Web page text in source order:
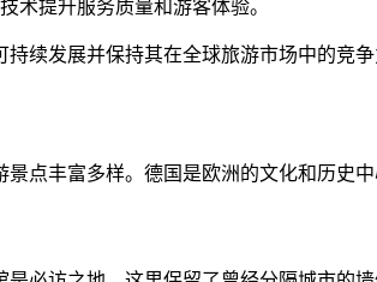
术提升服务质量和游客体验。
续发展并保持其在全球旅游市场中的竞争
点丰富多样。德国是欧洲的文化和历史